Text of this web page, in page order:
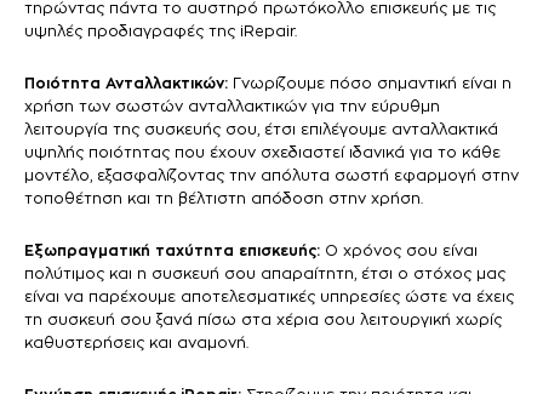
τηρώντας πάντα το αυστηρό πρωτόκολλο επισκευής με τις
υψηλές προδιαγραφές της iRepair.
Ποιότητα Ανταλλακτικών:Γνωρίζουμε πόσο σημαντική είναι η
χρήση των σωστών ανταλλακτικών για την εύρυθμη
λειτουργία της συσκευής σου, έτσι επιλέγουμε ανταλλακτικά
υψηλής ποιότητας που έχουν σχεδιαστεί ιδανικά για το κάθε
μοντέλο, εξασφαλίζοντας την απόλυτα σωστή εφαρμογή στην
τοποθέτηση και τη βέλτιστη απόδοση στην χρήση.
Εξωπραγματική ταχύτητα επισκευής: Ο χρόνος σου είναι
πολύτιμος και η συσκευή σου απαραίτητη, έτσι ο στόχος μας
είναι να παρέχουμε αποτελεσματικές υπηρεσίες ώστε να έχεις
τη συσκευή σου ξανά πίσω στα χέρια σου λειτουργική χωρίς
καθυστερήσεις και αναμονή.